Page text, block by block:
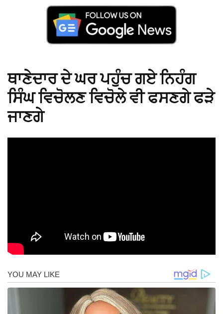
ਥਾਣੇਦਾਰ ਦੇ ਘਰ ਪਹੁੰਚ ਗਏ ਨਿਹੰਗ
ਸਿੰਘ ਵਿਚੋਲਣ ਵਿਚੋਲੇ ਵੀ ਫਸਣਗੇ ਫੜੇ
ਜਾਣਗੇ